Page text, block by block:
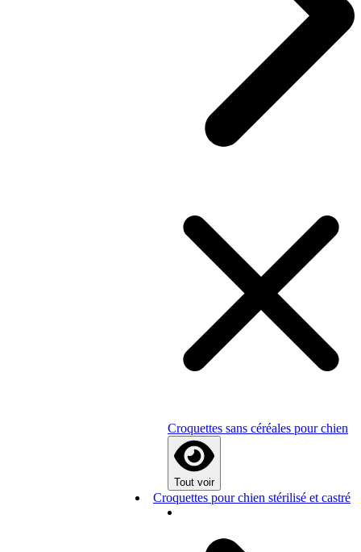
Croquettes sans céréales pour chien
Tout voir
Croquettes pour chien stérilisé et castré